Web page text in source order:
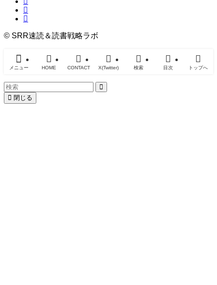
© SRR速読＆読書戦略ラボ
メニュー HOME CONTACT X(Twitter) 検索 目次 トップへ
閉じる